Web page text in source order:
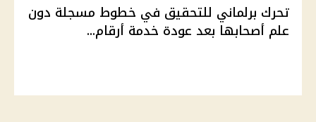
تحرك برلماني للتحقيق في خطوط مسجلة دون
علم أصحابها بعد عودة خدمة أرقام...